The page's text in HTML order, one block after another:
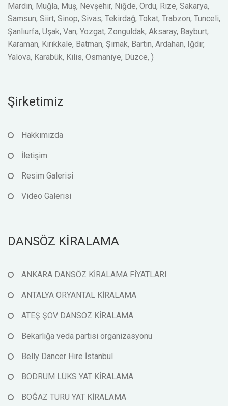
Mardin, Muğla, Muş, Nevşehir, Niğde, Ordu, Rize, Sakarya,
Samsun, Siirt, Sinop, Sivas, Tekirdağ, Tokat, Trabzon, Tunceli,
Şanlıurfa, Uşak, Van, Yozgat, Zonguldak, Aksaray, Bayburt,
Karaman, Kırıkkale, Batman, Şırnak, Bartın, Ardahan, Iğdır,
Yalova, Karabük, Kilis, Osmaniye, Düzce, )
Şirketimiz
Hakkımızda
İletişim
Resim Galerisi
Video Galerisi
DANSÖZ KİRALAMA
ANKARA DANSÖZ KİRALAMA FİYATLARI
ANTALYA ORYANTAL KİRALAMA
ATEŞ ŞOV DANSÖZ KİRALAMA
Bekarlığa veda partisi organizasyonu
Belly Dancer Hire İstanbul
BODRUM LÜKS YAT KİRALAMA
BOĞAZ TURU YAT KİRALAMA